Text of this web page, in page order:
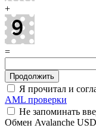
+
=
Я прочитал и
AML проверки
Не запоминать
Обмен Avalanche